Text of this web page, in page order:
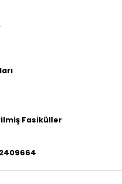
Fasiküller